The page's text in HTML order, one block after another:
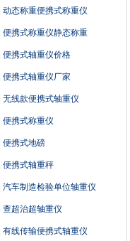
动态称重便携式称重仪
便携式称重仪静态称重
便携式轴重仪价格
便携式轴重仪厂家
无线款便携式轴重仪
便携式称重仪
便携式地磅
便携式轴重秤
汽车制造检验单位轴重仪
查超治超轴重仪
有线传输便携式轴重仪